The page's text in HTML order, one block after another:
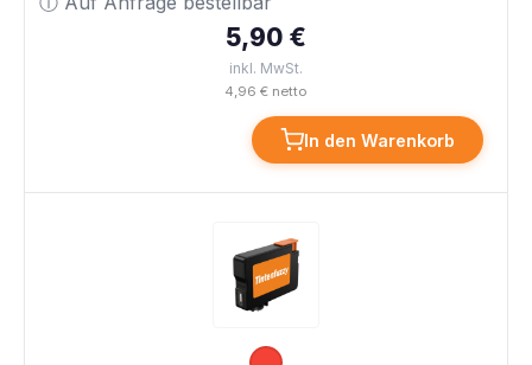
5,90 €
inkl. MwSt.
4,96 € netto
In den Warenkorb